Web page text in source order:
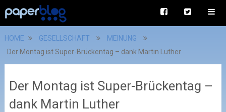
HOME GESELLSCHAFT
MEINUNG
Der Montag ist Super-Brückentag – dank Martin Luther
Der Montag ist Super-Brückentag –
dank Martin Luther